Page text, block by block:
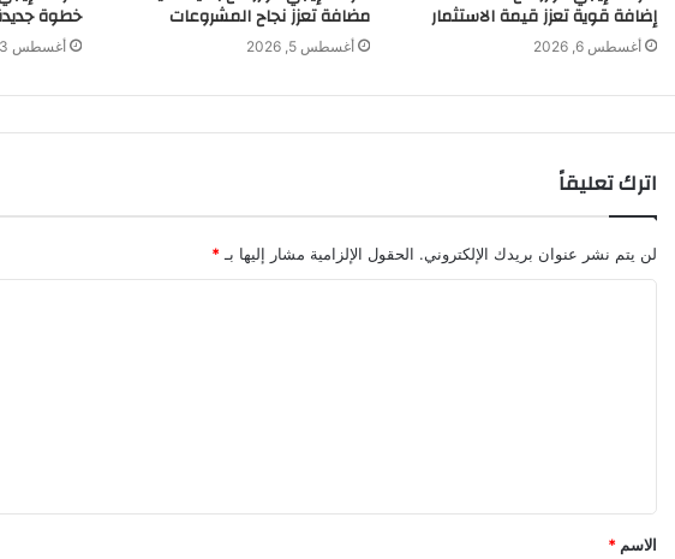
إضافة قوية تعزز قيمة الاستثمار
أغسطس 6, 2026
مضافة تعزز نجاح المشروعات
أغسطس 5, 2026
خطوة
أغسطس 3, 2026
اترك تعليقاً
لن يتم نشر عنوان بريدك الإلكتروني. الحقول الإلزامية مشار إليها بـ *
ق
*
الاسم *